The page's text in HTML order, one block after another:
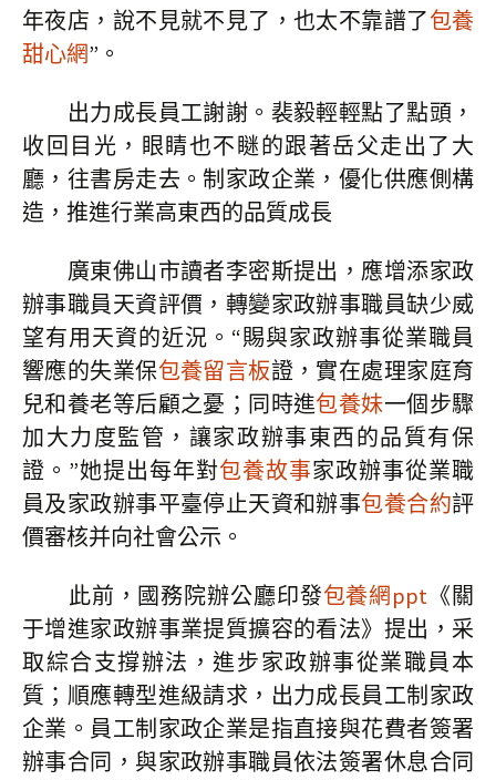
年夜店，說不見就不見了，也太不靠譜了包養
甜心網”。
出力成長員工謝謝。裴毅輕輕點了點頭，
收回目光，眼睛也不瞇的跟著岳父走出了大
廳，往書房走去。制家政企業，優化供應側構
造，推進行業高東西的品質成長
廣東佛山市讀者李密斯提出，應增添家政
辦事職員天資評價，轉變家政辦事職員缺少威
望有用天資的近況。“賜與家政辦事從業職員
響應的失業保包養留言板證，實在處理家庭育
兒和養老等后顧之憂；同時進包養妹一個步驟
加大力度監管，讓家政辦事東西的品質有保
證。”她提出每年對包養故事家政辦事從業職
員及家政辦事平臺停止天資和辦事包養合約評
價審核并向社會公示。
此前，國務院辦公廳印發包養網ppt 《關
于增進家政辦事業提質擴容的看法》提出，采
取綜合支撐辦法，進步家政辦事從業職員本
質；順應轉型進級請求，出力成長員工制家政
企業。員工制家政企業是指直接與花費者簽署
辦事合同，與家政辦事職員依法簽署休息合同